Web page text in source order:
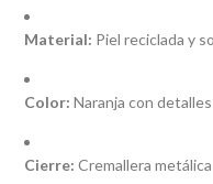
Material: Piel reciclada y
Color: Naranja con
Cierre: Cremallera metálica